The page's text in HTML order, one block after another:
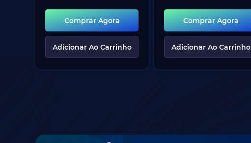
Comprar Agora
Adicionar Ao Carrinho
Comprar Agora
Adicionar Ao Carrinho